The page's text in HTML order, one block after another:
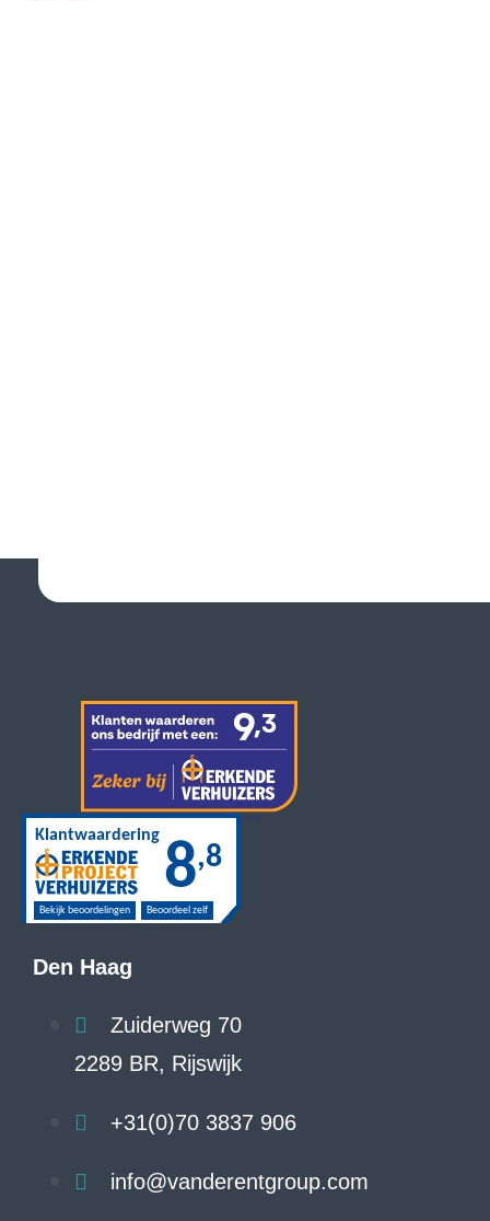
Den Haag
Zuiderweg 70
2289 BR, Rijswijk
+31(0)70 3837 906
info@vanderentgroup.com